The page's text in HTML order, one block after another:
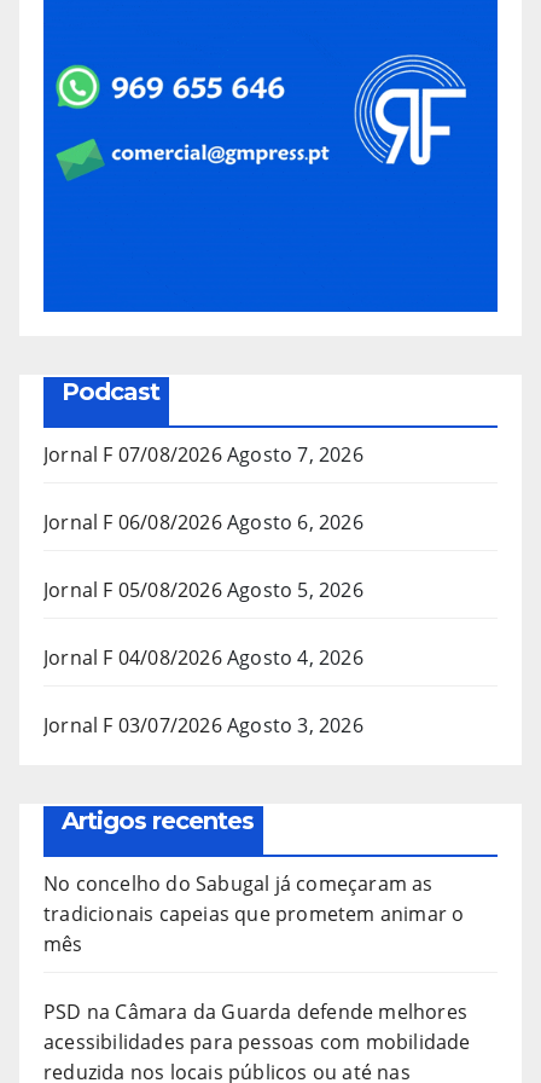
Podcast
Jornal F 07/08/2026Agosto 7, 2026
Jornal F 06/08/2026Agosto 6, 2026
Jornal F 05/08/2026Agosto 5, 2026
Jornal F 04/08/2026Agosto 4, 2026
Jornal F 03/07/2026Agosto 3, 2026
Artigos recentes
No concelho do Sabugal já começaram as
tradicionais capeias que prometem animar o
mês
PSD na Câmara da Guarda defende melhores
acessibilidades para pessoas com mobilidade
reduzida nos locais públicos ou até nas